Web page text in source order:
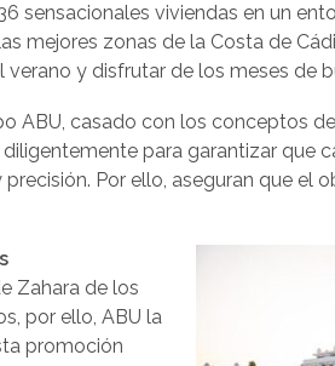
sensacionales viviendas en un
mejores zonas de la Costa de
y disfrutar de los meses de
ABU, casado con los conceptos
para garantizar que
Por ello, aseguran que el
Zahara de los
por ello, ABU la
promoción